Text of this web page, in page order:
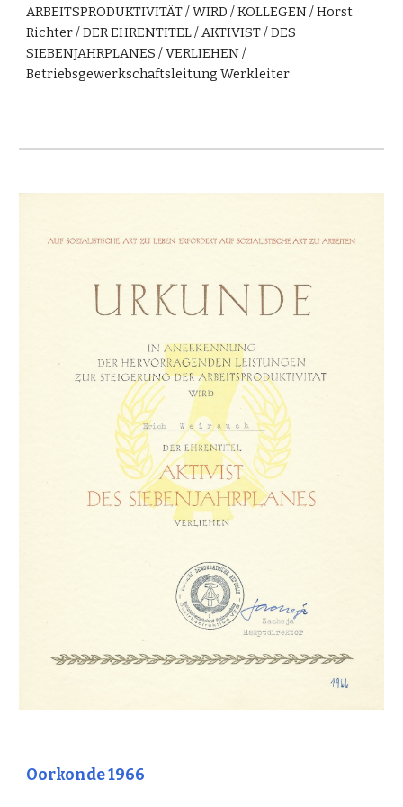
ARBEITSPRODUKTIVITÄT / WIRD / KOLLEGEN / Horst
Richter / DER EHRENTITEL / AKTIVIST / DES
SIEBENJAHRPLANES / VERLIEHEN /
Betriebsgewerkschaftsleitung Werkleiter
Oorkonde 1966